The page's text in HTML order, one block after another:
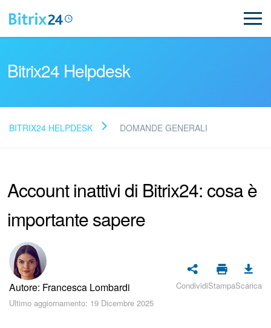
Novità
Supporto Bitrix24
Registrazione e accesso
Piani e pagamento
Sicurezza in Bitrix24
Bitrix24 Helpdesk
BITRIX24 HELPDESK DOMANDE GENERALI
Account inattivi di Bitrix24: cosa è
importante sapere
Autore: Francesca Lombardi
Ultimo aggiornamento: 19 Dicembre 2025
CondividiStampaScarica